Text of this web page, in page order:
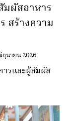
มผัสอาหาร
สร้างความ
ถุนายน 2026
ารและผู้สัมผัส